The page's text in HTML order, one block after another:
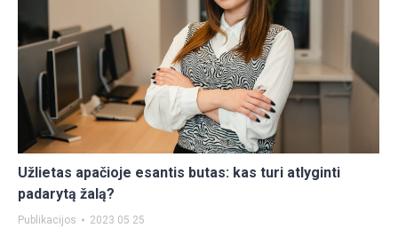
Užlietas apačioje esantis butas: kas turi atlyginti
padarytą žalą?
Publikacijos 2023 05 25